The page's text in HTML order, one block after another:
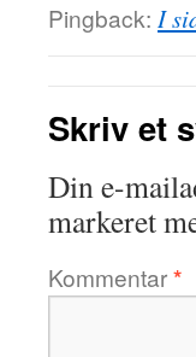
Pingback: I
Skriv et
Din e-
markeret
Kommentar*